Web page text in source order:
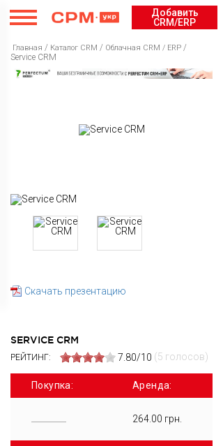
Облачная CRM / ERP
Рейтинг
Рейтинг сервисов
Внедрение
Новости
Добавить
CRM/ERP
Главная / Каталог CRM / Облачная CRM / ERP /
Service CRM
Скачать презентацию
SERVICE CRM
РЕЙТИНГ: 7.80/10 (5 голосов)
Покупка: Аренда:
264.00 грн.